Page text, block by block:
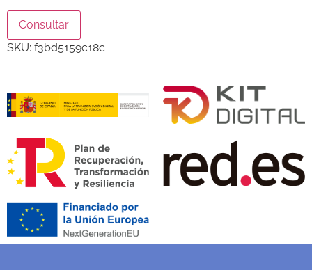
Consultar
SKU: f3bd5159c18c